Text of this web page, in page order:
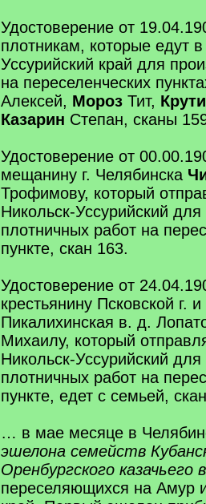
Удостоверение от
плотникам, которые едут
Уссурийский край для
на переселенческих
Алексей, Мороз Тит,
Казарин Степан, сканы
Удостоверение от
мещанину г. Челябинска
Трофимову, который
Никольск-Уссурийский
плотничных работ на
пункте, скан 163.
Удостоверение от
крестьянину Псковской г.
Пикалихинская в. д.
Михаилу, который
Никольск-Уссурийский
плотничных работ на
пункте, едет с семьей,
… в мае месяце в
эшелона семейств
Оренбургского казачьего
переселяющихся на Амур